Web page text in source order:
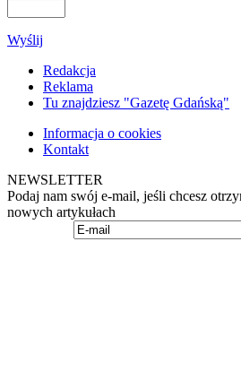
Wyślij
Redakcja
Reklama
Tu znajdziesz "Gazetę Gdańską"
Informacja o cookies
Kontakt
NEWSLETTER
Podaj nam swój e-mail, jeśli chcesz
nowych artykułach